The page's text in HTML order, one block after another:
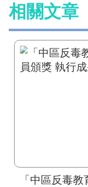
相關文章
「中區反毒